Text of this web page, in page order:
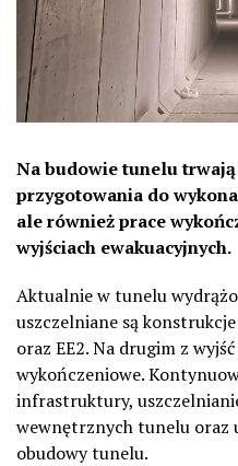
Na budowie tunelu
przygotowania do
ale również prace
wyjściach ewakuacyjnych.
Aktualnie w tunelu
uszczelniane są
oraz EE2. Na drugim z
wykończeniowe.
infrastruktury,
wewnętrznych tunelu oraz
obudowy tunelu.